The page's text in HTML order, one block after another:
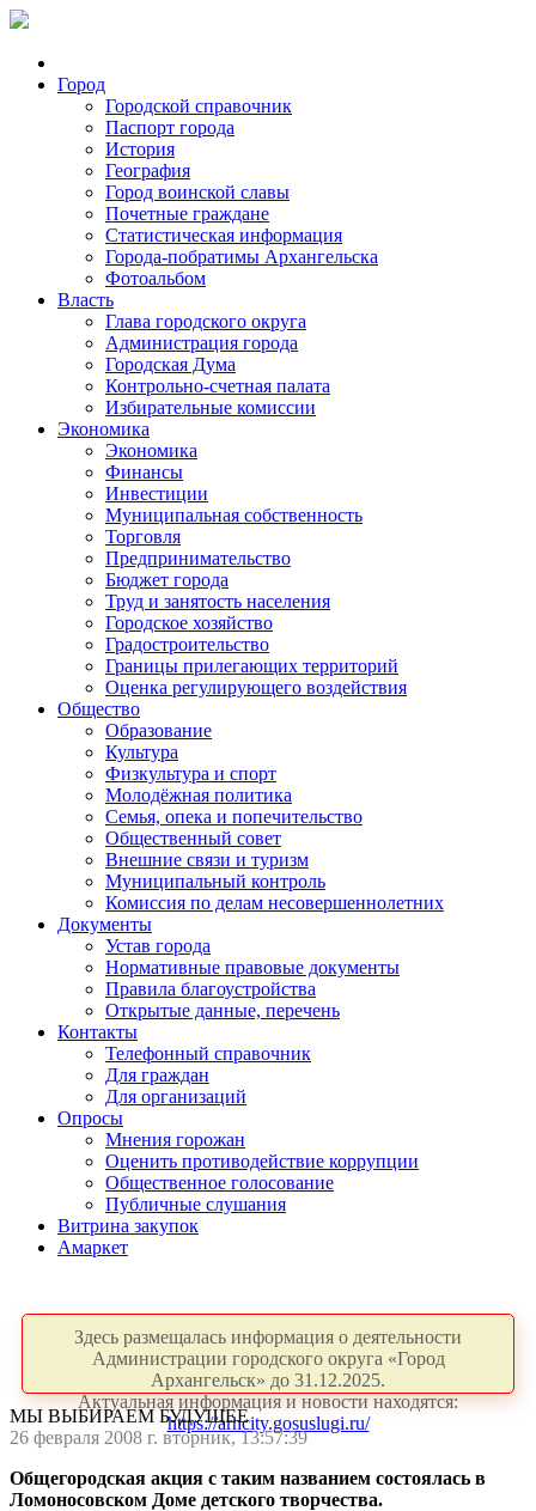
Город
Городской справочник
Паспорт города
История
География
Город воинской славы
Почетные граждане
Статистическая информация
Города-побратимы Архангельска
Фотоальбом
Власть
Глава городского округа
Администрация города
Городская Дума
Контрольно-счетная палата
Избирательные комиссии
Экономика
Экономика
Финансы
Инвестиции
Муниципальная собственность
Торговля
Предпринимательство
Бюджет города
Труд и занятость населения
Городское хозяйство
Градостроительство
Границы прилегающих территорий
Оценка регулирующего воздействия
Общество
Образование
Культура
Физкультура и спорт
Молодёжная политика
Семья, опека и попечительство
Общественный совет
Внешние связи и туризм
Муниципальный контроль
Комиссия по делам несовершеннолетних
Документы
Устав города
Нормативные правовые документы
Правила благоустройства
Открытые данные, перечень
Контакты
Телефонный справочник
Для граждан
Для организаций
Опросы
Мнения горожан
Оценить противодействие коррупции
Общественное голосование
Публичные слушания
Витрина закупок
Амаркет
Здесь размещалась информация о деятельности
Администрации городского округа «Город
Архангельск» до 31.12.2025.
Актуальная информация и новости находятся:
https://arhcity.gosuslugi.ru/
МЫ ВЫБИРАЕМ БУДУЩЕЕ
26 февраля 2008 г. вторник, 13:57:39
Общегородская акция с таким названием состоялась в
Ломоносовском Доме детского творчества.